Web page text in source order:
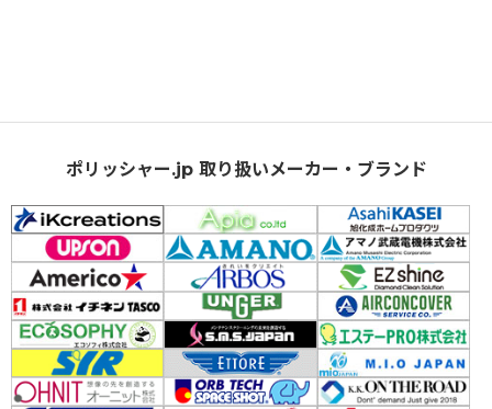
ポリッシャー.jp 取り扱いメーカー・ブランド